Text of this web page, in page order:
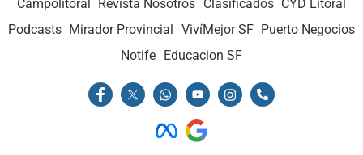
Campolitoral Revista Nosotros Clasificados CYD Litoral
Podcasts Mirador Provincial VivíMejor SF Puerto Negocios
Notife Educacion SF